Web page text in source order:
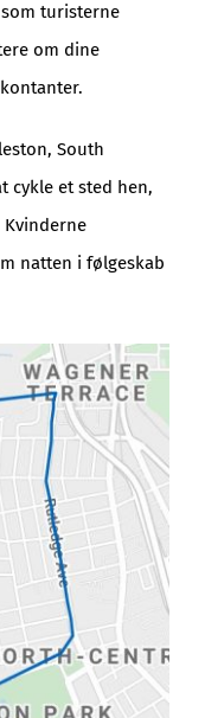
turisterne
om dine
South
cykle et sted hen,
natten i følgeskab